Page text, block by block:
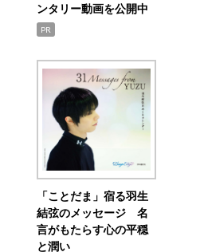
ンタリー動画を公開中
PR
「ことだま」宿る羽生
結弦のメッセージ 名
言がもたらす心の平穏
と潤い